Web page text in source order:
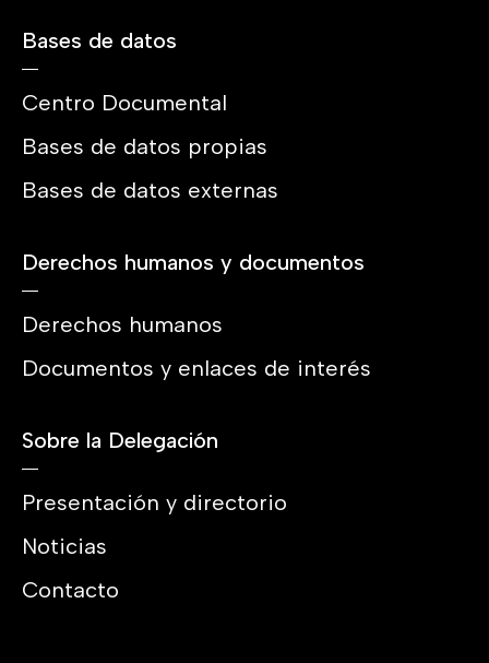
Bases de datos
Centro Documental
Bases de datos propias
Bases de datos externas
Derechos humanos y documentos
Derechos humanos
Documentos y enlaces de interés
Sobre la Delegación
Presentación y directorio
Noticias
Contacto